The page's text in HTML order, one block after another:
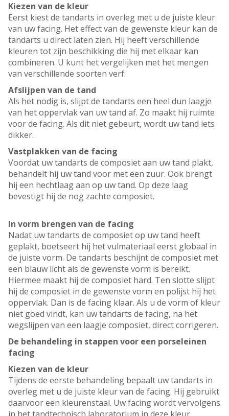
Kiezen van de kleur
Eerst kiest de tandarts in overleg met u de juiste kleur
van uw facing. Het effect van de gewenste kleur kan de
tandarts u direct laten zien. Hij heeft verschillende
kleuren tot zijn beschikking die hij met elkaar kan
combineren. U kunt het vergelijken met het mengen
van verschillende soorten verf.
Afslijpen van de tand
Als het nodig is, slijpt de tandarts een heel dun laagje
van het oppervlak van uw tand af. Zo maakt hij ruimte
voor de facing. Als dit niet gebeurt, wordt uw tand iets
dikker.
Vastplakken van de facing
Voordat uw tandarts de composiet aan uw tand plakt,
behandelt hij uw tand voor met een zuur. Ook brengt
hij een hechtlaag aan op uw tand. Op deze laag
bevestigt hij de nog zachte composiet.
In vorm brengen van de facing
Nadat uw tandarts de composiet op uw tand heeft
geplakt, boetseert hij het vulmateriaal eerst globaal in
de juiste vorm. De tandarts beschijnt de composiet met
een blauw licht als de gewenste vorm is bereikt.
Hiermee maakt hij de composiet hard. Ten slotte slijpt
hij de composiet in de gewenste vorm en polijst hij het
oppervlak. Dan is de facing klaar. Als u de vorm of kleur
niet goed vindt, kan uw tandarts de facing, na het
wegslijpen van een laagje composiet, direct corrigeren.
De behandeling in stappen voor een porseleinen
facing
Kiezen van de kleur
Tijdens de eerste behandeling bepaalt uw tandarts in
overleg met u de juiste kleur van de facing. Hij gebruikt
daarvoor een kleurenstaal. Uw facing wordt vervolgens